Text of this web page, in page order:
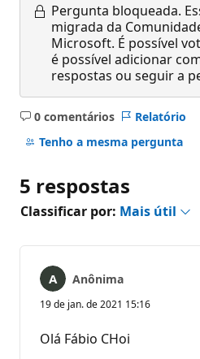
Pergunta bloqueada.
migrada da
Microsoft. É possível
é possível adicionar
respostas ou seguir a
0 comentários
Sem
comentários
Relatório
Tenho a mesma pergunta
5 respostas
Classificar por: Mais útil
Anônima
19 de jan. de 2021 15:16
Olá Fábio CHoi